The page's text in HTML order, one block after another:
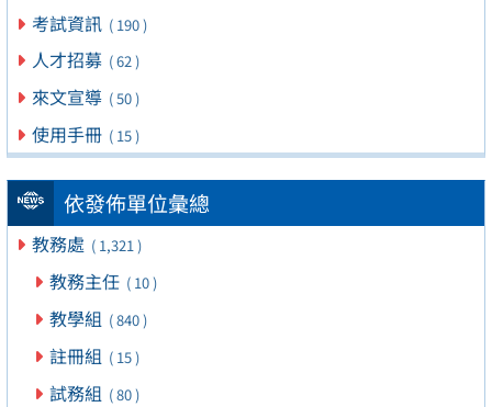
考試資訊 ( 190 )
人才招募 ( 62 )
來文宣導 ( 50 )
使用手冊 ( 15 )
依發佈單位彙總
教務處 ( 1,321 )
教務主任 ( 10 )
教學組 ( 840 )
註冊組 ( 15 )
試務組 ( 80 )